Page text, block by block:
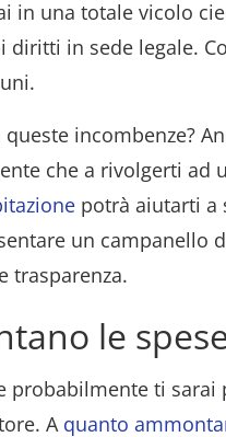
in una totale vicolo
in sede legale.
incombenze?
che a rivolgerti ad
potrà aiutarti a
un campanello
trasparenza.
le
probabilmente ti sarai
A quanto